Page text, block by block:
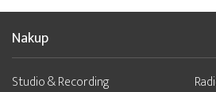
Nakup
Studio & Recording